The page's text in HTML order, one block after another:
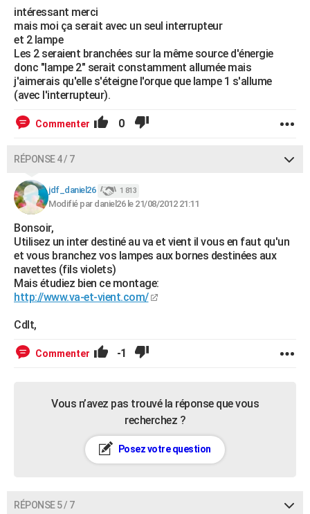
intéressant merci
mais moi ça serait avec un seul interrupteur
et 2 lampe
Les 2 seraient branchées sur la même source d'énergie
donc "lampe 2" serait constamment allumée mais
j'aimerais qu'elle s'éteigne l'orque que lampe 1 s'allume
(avec l'interrupteur).
Commenter 0
RÉPONSE 4 / 7
jdf_daniel26 1 813
Modifié par daniel26 le 21/08/2012 21:11
Bonsoir,
Utilisez un inter destiné au va et vient il vous en faut qu'un
et vous branchez vos lampes aux bornes destinées aux
navettes (fils violets)
Mais étudiez bien ce montage:
http://www.va-et-vient.com/
Cdlt,
Commenter -1
Vous n’avez pas trouvé la réponse que vous
recherchez ?
Posez votre question
RÉPONSE 5 / 7